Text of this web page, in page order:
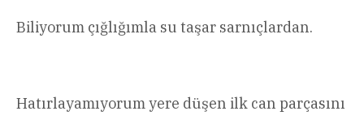
Biliyorum çığlığımla su taşar sarnıçlardan.
Hatırlayamıyorum yere düşen ilk can parçasını